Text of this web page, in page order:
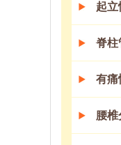
起立
脊柱
有痛
腰椎